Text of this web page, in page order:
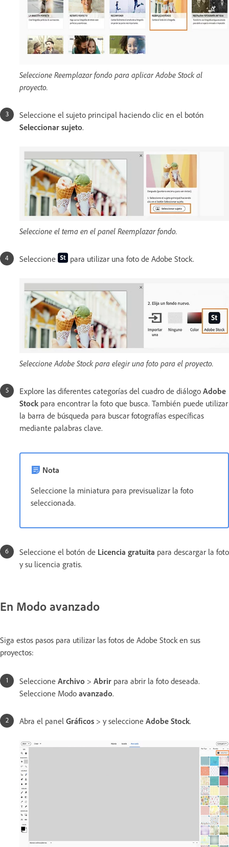
Seleccione Reemplazar fondo para aplicar Adobe Stock al
proyecto.
Seleccione el sujeto principal haciendo clic en el botón
Seleccionar sujeto.
Seleccione el tema en el panel Reemplazar fondo.
Seleccione para utilizar una foto de Adobe Stock.
Seleccione Adobe Stock para elegir una foto para el proyecto.
Explore las diferentes categorías del cuadro de diálogo Adobe
Stock para encontrar la foto que busca. También puede utilizar
la barra de búsqueda para buscar fotografías específicas
mediante palabras clave.
Nota
Seleccione la miniatura para previsualizar la foto
seleccionada.
Seleccione el botón de Licencia gratuita para descargar la foto
y su licencia gratis.
En Modo avanzado
Siga estos pasos para utilizar las fotos de Adobe Stock en sus
proyectos:
Seleccione Archivo > Abrir para abrir la foto deseada.
Seleccione Modo avanzado.
Abra el panel Gráficos > y seleccione Adobe Stock.